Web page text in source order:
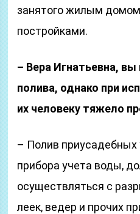
занятого жилым
постройками.
– Вера Игнатьевна,
полива, однако при
их человеку тяжело
– Полив приусадебных
прибора учета воды,
осуществляться с
леек, ведер и прочих